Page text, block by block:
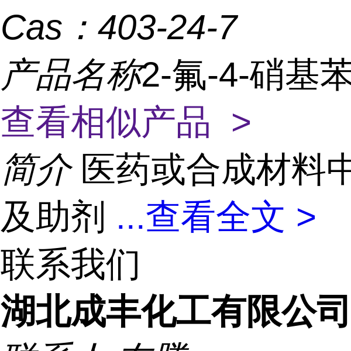
Cas： 403-24-7
产品名称2-氟-4-硝基
查看相似产品 >
简介 医药或合成材料
及助剂 ...查看全文 >
联系我们
湖北成丰化工有限公司